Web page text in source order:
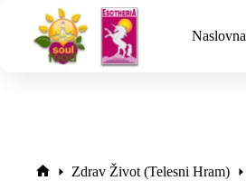
Naslovna
Zdrav Život (Telesni Hram)